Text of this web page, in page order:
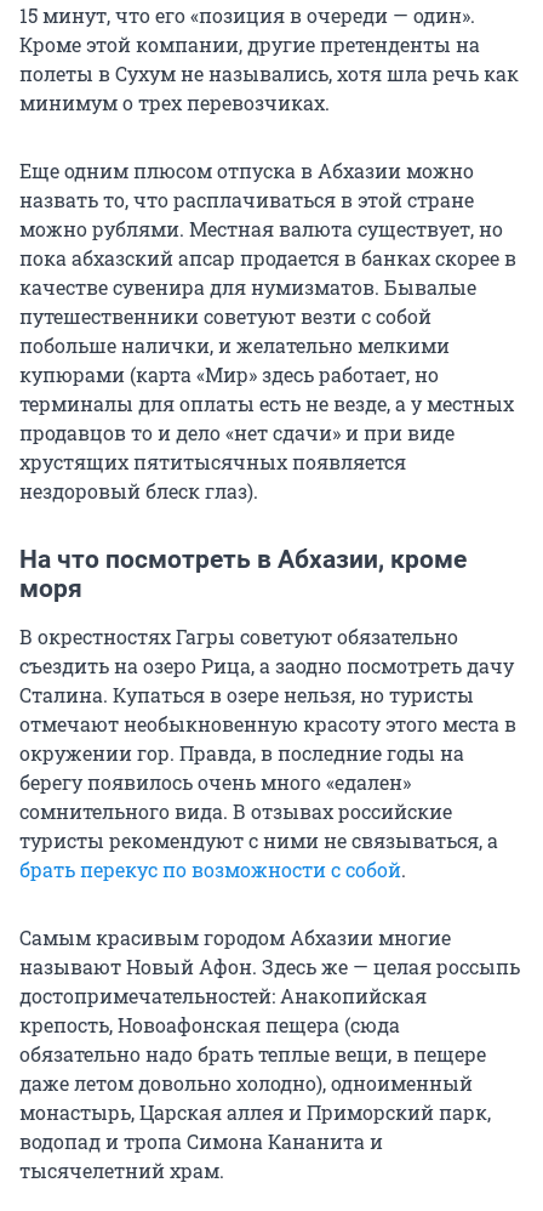
15 минут,что его «позиция в очереди — один».
Кроме этой компании, другие претенденты на
полеты в Сухум не назывались, хотя шла речь как
минимум о трех перевозчиках.
Еще одним плюсом отпуска в Абхазии можно
назвать то, что расплачиваться в этой стране
можно рублями. Местная валюта существует, но
пока абхазский апсар продается в банках скорее в
качестве сувенира для нумизматов. Бывалые
путешественники советуют везти с собой
побольше налички, и желательно мелкими
купюрами (карта «Мир» здесь работает, но
терминалы для оплаты есть не везде, а у местных
продавцов то и дело «нет сдачи» и при виде
хрустящих пятитысячных появляется
нездоровый блеск глаз).
На что посмотреть в Абхазии, кроме
моря
В окрестностях Гагры советуют обязательно
съездить на озеро Рица, а заодно посмотреть дачу
Сталина. Купаться в озере нельзя, но туристы
отмечают необыкновенную красоту этого места в
окружении гор. Правда, в последние годы на
берегу появилось очень много «едален»
сомнительного вида. В отзывах российские
туристы рекомендуют с ними не связываться, а
брать перекус по возможности с собой.
Самым красивым городом Абхазии многие
называют Новый Афон. Здесь же — целая россыпь
достопримечательностей: Анакопийская
крепость, Новоафонская пещера (сюда
обязательно надо брать теплые вещи, в пещере
даже летом довольно холодно), одноименный
монастырь, Царская аллея и Приморский парк,
водопад и тропа Симона Кананита и
тысячелетний храм.